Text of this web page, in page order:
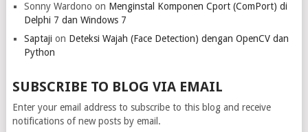
Sonny Wardono on Menginstal Komponen Cport (ComPort) di
Delphi 7 dan Windows 7
Saptaji on Deteksi Wajah (Face Detection) dengan OpenCV dan
Python
SUBSCRIBE TO BLOG VIA EMAIL
Enter your email address to subscribe to this blog and receive
notifications of new posts by email.